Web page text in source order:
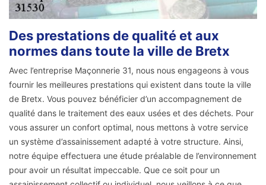
Des prestations de qualité et aux
normes dans toute la ville de Bretx
Avec l’entreprise Maçonnerie 31, nous nous engageons à vous
fournir les meilleures prestations qui existent dans toute la ville
de Bretx. Vous pouvez bénéficier d’un accompagnement de
qualité dans le traitement des eaux usées et des déchets. Pour
vous assurer un confort optimal, nous mettons à votre service
un système d’assainissement adapté à votre structure. Ainsi,
notre équipe effectuera une étude préalable de l’environnement
pour avoir un résultat impeccable. Que ce soit pour un